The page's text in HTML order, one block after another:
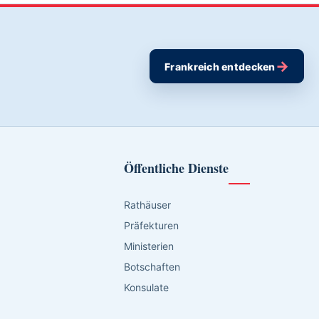
Frankreich entdecken→
Öffentliche Dienste
Rathäuser
Präfekturen
Ministerien
Botschaften
Konsulate